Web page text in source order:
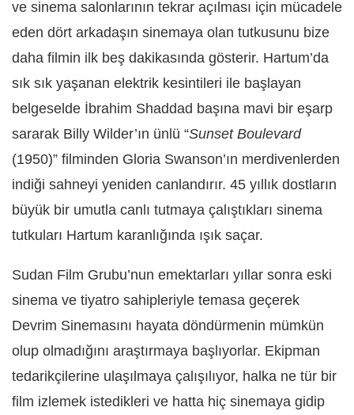
ve sinema salonlarının tekrar açılması için mücadele
eden dört arkadaşın sinemaya olan tutkusunu bize
daha filmin ilk beş dakikasında gösterir. Hartum’da
sık sık yaşanan elektrik kesintileri ile başlayan
belgeselde İbrahim Shaddad başına mavi bir eşarp
sararak Billy Wilder’ın ünlü “Sunset Boulevard
(1950)” filminden Gloria Swanson’ın merdivenlerden
indiği sahneyi yeniden canlandırır. 45 yıllık dostların
büyük bir umutla canlı tutmaya çalıştıkları sinema
tutkuları Hartum karanlığında ışık saçar.
Sudan Film Grubu’nun emektarları yıllar sonra eski
sinema ve tiyatro sahipleriyle temasa geçerek
Devrim Sinemasını hayata döndürmenin mümkün
olup olmadığını araştırmaya başlıyorlar. Ekipman
tedarikçilerine ulaşılmaya çalışılıyor, halka ne tür bir
film izlemek istedikleri ve hatta hiç sinemaya gidip